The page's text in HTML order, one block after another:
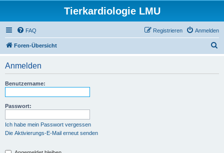
Tierkardiologie LMU
FAQ Anmelden
Registrieren
Foren-Übersicht
Anmelden
Benutzername:
Passwort:
Ich habe mein Passwort vergessen
Die Aktivierungs-E-Mail erneut senden